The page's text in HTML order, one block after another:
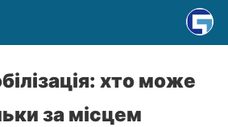
хто може
за місцем